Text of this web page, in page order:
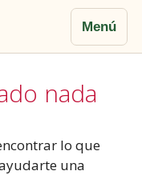
Menú
nada
lo que
una